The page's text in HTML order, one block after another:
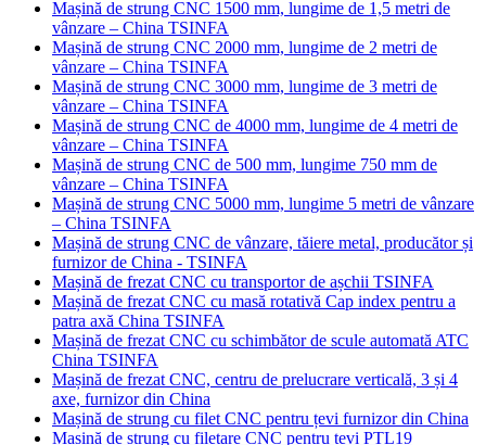
Mașină de strung CNC 1500 mm, lungime de 1,5 metri de
vânzare – China TSINFA
Mașină de strung CNC 2000 mm, lungime de 2 metri de
vânzare – China TSINFA
Mașină de strung CNC 3000 mm, lungime de 3 metri de
vânzare – China TSINFA
Mașină de strung CNC de 4000 mm, lungime de 4 metri de
vânzare – China TSINFA
Mașină de strung CNC de 500 mm, lungime 750 mm de
vânzare – China TSINFA
Mașină de strung CNC 5000 mm, lungime 5 metri de vânzare
– China TSINFA
Mașină de strung CNC de vânzare, tăiere metal, producător și
furnizor de China - TSINFA
Mașină de frezat CNC cu transportor de așchii TSINFA
Mașină de frezat CNC cu masă rotativă Cap index pentru a
patra axă China TSINFA
Mașină de frezat CNC cu schimbător de scule automată ATC
China TSINFA
Mașină de frezat CNC, centru de prelucrare verticală, 3 și 4
axe, furnizor din China
Mașină de strung cu filet CNC pentru țevi furnizor din China
Mașină de strung cu filetare CNC pentru țevi PTL19